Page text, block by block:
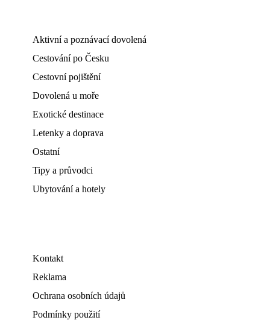
Aktivní a poznávací dovolená
Cestování po Česku
Cestovní pojištění
Dovolená u moře
Exotické destinace
Letenky a doprava
Ostatní
Tipy a průvodci
Ubytování a hotely
Kontakt
Reklama
Ochrana osobních údajů
Podmínky použití